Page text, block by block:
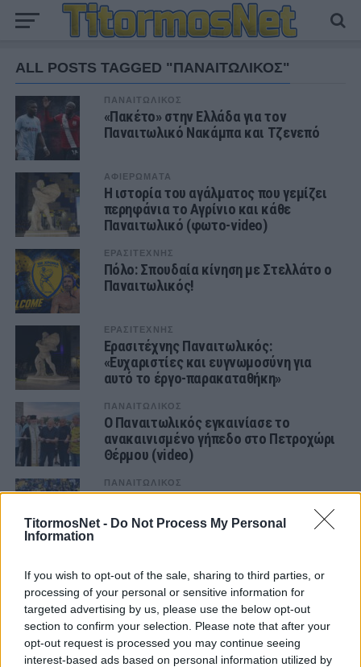
TitormosNet - Do Not Process My Personal
Information
If you wish to opt-out of the sale, sharing to third parties, or
processing of your personal or sensitive information for
targeted advertising by us, please use the below opt-out
section to confirm your selection. Please note that after your
opt-out request is processed you may continue seeing
interest-based ads based on personal information utilized by
ALL POSTS TAGGED "ΠΑΝΑΙΤΩΛΙΚΟΣ"
ΠΑΝΑΙΤΩΛΙΚΟΣ
«Πακέτο» στην Ελλάδα για τον
Παναιτωλικό Νακάμπα και Τζενεπό
ΑΦΙΕΡΩΜΑΤΑ
Η ιστορία του αγάλματος που γεμίζει
περηφάνια το Αγρίνιο και κάθε
Παναιτωλικό (φωτο-video)
ΕΡΑΣΙΤΕΧΝΗΣ
Πόλο: Σπουδαία κίνηση με Στελλάτο ο
Παναιτωλικός!
ΕΡΑΣΙΤΕΧΝΗΣ
Ερασιτέχνης Παναιτωλικός:
«Ευχαριστίες και ευγνωμοσύνη για
αυτό το έργο-παρακαταθήκη»
ΠΑΝΑΙΤΩΛΙΚΟΣ
Ο Παναιτωλικός εγκαινίασε το
ανακαινισμένο γήπεδο στο Πετροχώρι
Θέρμου (video)
ΠΑΝΑΙΤΩΛΙΚΟΣ
Το εντυπωσιακό εναέριο video από την
ανοιχτή προπόνηση του Παναιτωλικού
Ο νέος τεχνικός διευθυντής της
ομάδας πόλο είναι πολύ καλός μας
γνώριμος!
ΠΑΝΑΙΤΩΛΙΚΟΣ
Ματαιώθηκε το φιλικό με τη Μαρκό